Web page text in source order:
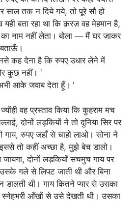
साल तक न दिये गये, तो पूरे सौ हो
बता रहा था कि क़रज़ वह मेहमान है,
नाम नहीं लेता। बोला — मैं घर जाकर
कह देना है कि रुपए उधार लेने में
कुछ नहीं। ‘
आके जवाब देता हूँ। ‘
वह प्रस्ताव किया कि कुहराम मच
दोनों लड़कियों ने तो दुनिया सिर पर
गाय, रुपए जहाँ से चाहो लाओ। सोना ने
तो कहीं अच्छा है, मुझे बेच डालो।
दोनों लड़कियाँ सचमुच गाय पर
गले से लिपट जाती थी और बिना
डालती थी। गाय कितने प्यार से उसका
स्नेहभरी आँखों से उसे देखती थी। उसका